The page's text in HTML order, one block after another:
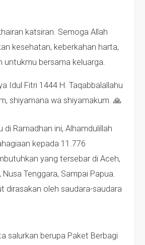
katsiran. Semoga Allah
kesehatan, keberkahan harta,
untukmu bersama keluarga.
Idul Fitri 1444 H. Taqabbalallahu
shiyamana wa shiyamakum. 🙏
di Ramadhan ini, Alhamdulillah
kepada 11.776
yang tersebar di Aceh,
Tenggara, Sampai Papua.
dirasakan oleh saudara-saudara
salurkan berupa Paket Berbagi